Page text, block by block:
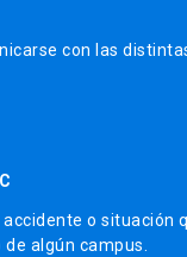
con las
o situación
algún campus.